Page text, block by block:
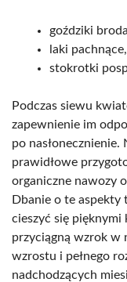
goździki
laki pachnące,
stokrotki
Podczas siewu
zapewnienie im
po nasłonecznienie.
prawidłowe
organiczne nawozy
Dbanie o te
cieszyć się
przyciągną wzrok w
wzrostu i pełnego
nadchodzących